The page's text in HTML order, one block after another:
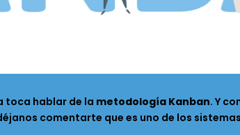
toca hablar de la metodología Kanban. Y
comentarte que es uno de los